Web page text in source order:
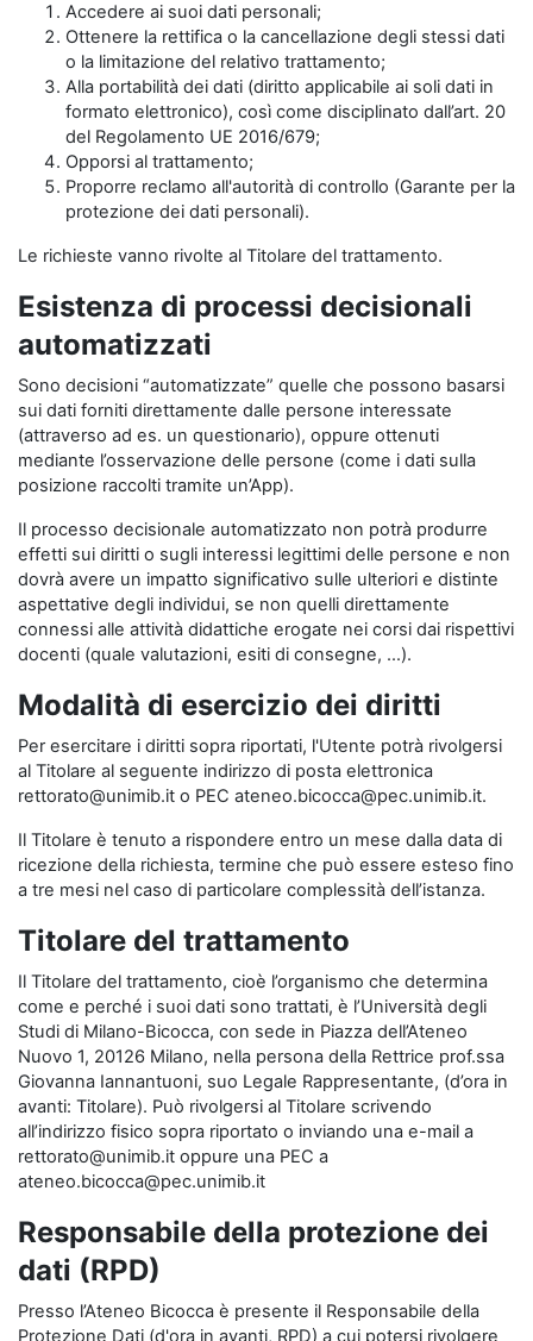
Accedere ai suoi dati personali;
Ottenere la rettifica o la cancellazione degli stessi dati
o la limitazione del relativo trattamento;
Alla portabilità dei dati (diritto applicabile ai soli dati in
formato elettronico), così come disciplinato dall’art. 20
del Regolamento UE 2016/679;
Opporsi al trattamento;
Proporre reclamo all'autorità di controllo (Garante per la
protezione dei dati personali).
Le richieste vanno rivolte al Titolare del trattamento.
Esistenza di processi decisionali
automatizzati
Sono decisioni “automatizzate” quelle che possono basarsi
sui dati forniti direttamente dalle persone interessate
(attraverso ad es. un questionario), oppure ottenuti
mediante l’osservazione delle persone (come i dati sulla
posizione raccolti tramite un’App).
Il processo decisionale automatizzato non potrà produrre
effetti sui diritti o sugli interessi legittimi delle persone e non
dovrà avere un impatto significativo sulle ulteriori e distinte
aspettative degli individui, se non quelli direttamente
connessi alle attività didattiche erogate nei corsi dai rispettivi
docenti (quale valutazioni, esiti di consegne, …).
Modalità di esercizio dei diritti
Per esercitare i diritti sopra riportati, l'Utente potrà rivolgersi
al Titolare al seguente indirizzo di posta elettronica
rettorato@unimib.it o PEC ateneo.bicocca@pec.unimib.it.
Il Titolare è tenuto a rispondere entro un mese dalla data di
ricezione della richiesta, termine che può essere esteso fino
a tre mesi nel caso di particolare complessità dell’istanza.
Titolare del trattamento
Il Titolare del trattamento, cioè l’organismo che determina
come e perché i suoi dati sono trattati, è l’Università degli
Studi di Milano-Bicocca, con sede in Piazza dell’Ateneo
Nuovo 1, 20126 Milano, nella persona della Rettrice prof.ssa
Giovanna Iannantuoni, suo Legale Rappresentante, (d’ora in
avanti: Titolare). Può rivolgersi al Titolare scrivendo
all’indirizzo fisico sopra riportato o inviando una e-mail a
rettorato@unimib.it oppure una PEC a
ateneo.bicocca@pec.unimib.it
Responsabile della protezione dei
dati (RPD)
Presso l’Ateneo Bicocca è presente il Responsabile della
Protezione Dati (d'ora in avanti, RPD) a cui potersi rivolgere